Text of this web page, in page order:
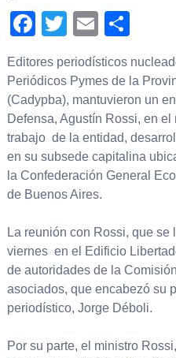
Facebook
TwitterEmail
Editores periodísticos
Periódicos Pymes de la
(Cadypba), mantuvieron un
Defensa, Agustín Rossi, en
trabajo de la entidad,
en su subsede capitalina
la Confederación General
de Buenos Aires.
La reunión con Rossi, que se
viernes en el Edificio
de autoridades de la
asociados, que encabezó su
periodístico, Jorge Déboli.
Por su parte, el ministro